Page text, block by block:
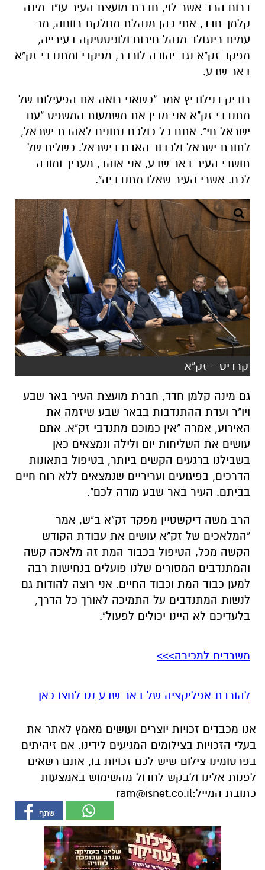
דרום הרב אשר לוי, חברת מועצת העיר עו"ד מינה
קלמן-חדד, אתי כהן מנהלת מחלקת רווחה, מר
עמית רינגולד מנהל חירום ולוגיסטיקה בעירייה,
מפקד זק"א נגב יהודה לורבר, מפקדי ומתנדבי זק"א
באר שבע.
רוביק דנילוביץ אמר "כשאני רואה את הפעילות של
מתנדבי זק"א אני מבין את משמעות המשפט "עם
ישראל חי". אתם כל כולכם נתונים לאהבת ישראל,
לתורת ישראל ולכבוד האדם בישראל. כשליח של
תושבי העיר באר שבע, אני אוהב, מעריך ומודה
לכם. אשרי העיר שאלו מתנדביה".
קרדיט - זק"א
גם מינה קלמן חדד, חברת מועצת העיר באר שבע
ויו"ר ועדת ההתנדבות בבאר שבע שיזמה את
האירוע, אמרה "אין כמוכם מתנדבי זק"א. אתם
עושים את השליחות יום ולילה ונמצאים כאן
בשבילנו ברגעים הקשים ביותר, בטיפול בתאונות
הדרכים, בפיגועים ועריריים שנמצאים ללא רוח חיים
בביתם. העיר באר שבע מודה לכם".
הרב משה דיקשטיין מפקד זק"א ב"ש, אמר
"המלאכים של זק"א עושים את עבודת הקודש
הקשה מכל, הטיפול בכבוד המת זה מלאכה קשה
והמתנדבים המסורים שלנו פועלים בנחישות רבה
למען כבוד המת וכבוד החיים. אני רוצה להודות גם
לנשות המתנדבים על התמיכה לאורך כל הדרך,
בלעדיכם לא היינו יכולים לפעול".
משרדים למכירה>>>
להורדת אפליקציה של באר שבע נט לחצו כאן
אנו מכבדים זכויות יוצרים ועושים מאמץ לאתר את
בעלי הזכויות בצילומים המגיעים לידינו. אם זיהיתים
בפרסומינו צילום שיש לכם זכויות בו, אתם רשאים
לפנות אלינו ולבקש לחדול מהשימוש באמצעות
כתובת המייל:ram@isnet.co.il